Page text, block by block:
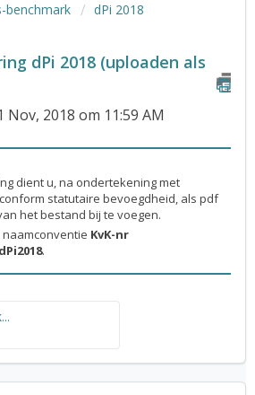
benchmark dPi 2018
dPi 2018 (uploaden als
Nov, 2018 om 11:59 AM
dient u, na ondertekening met
statutaire bevoegdheid, als pdf
het bestand bij te voegen.
KvK-nr
.